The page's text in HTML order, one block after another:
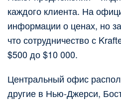
каждого клиента. На
информации о ценах, но
что сотрудничество с
$500 до $10 000.
Центральный офис
другие в Нью-Джерси,